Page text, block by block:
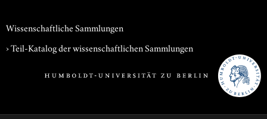
Wissenschaftliche Sammlungen
› Teil-Katalog der wissenschaftlichen Sammlungen